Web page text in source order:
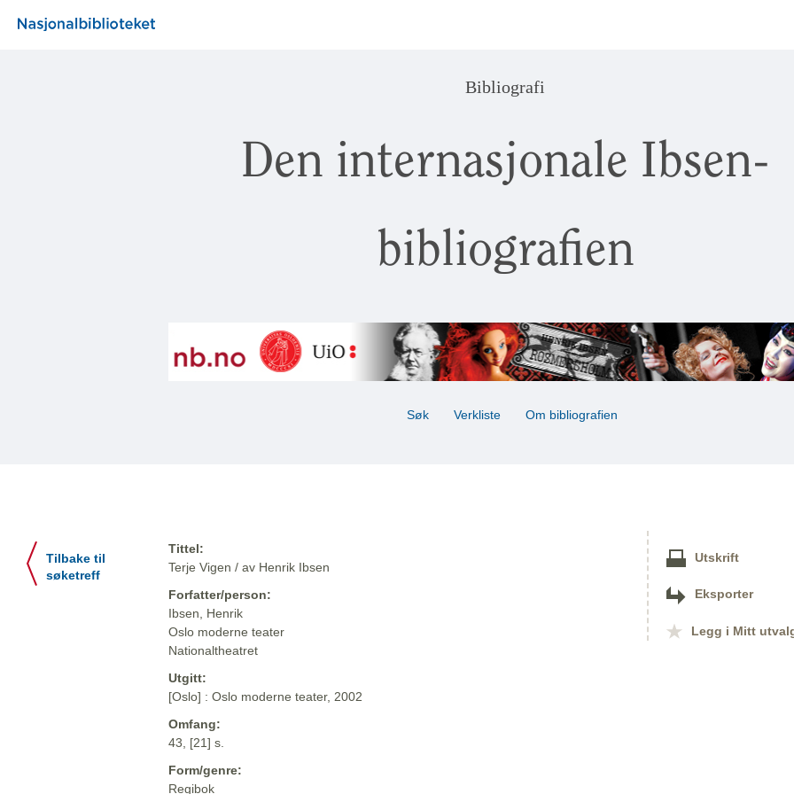
Bibliografi
Den internasjonale Ibsen-
bibliografien
Søk Verkliste Om bibliografien
Tilbake til
søketreff
Tittel:
Terje Vigen / av Henrik Ibsen
Forfatter/person:
Ibsen, Henrik
Oslo moderne teater
Nationaltheatret
Utgitt:
[Oslo] : Oslo moderne teater, 2002
Omfang:
43, [21] s.
Form/genre:
Regibok
Utskrift
Eksporter
Legg i Mitt